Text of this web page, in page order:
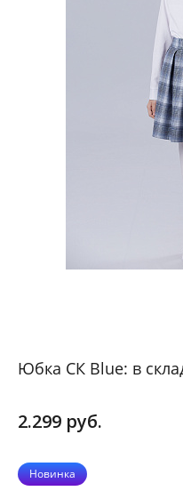
Юбка СК Blue: в
2.299 руб.
Новинка